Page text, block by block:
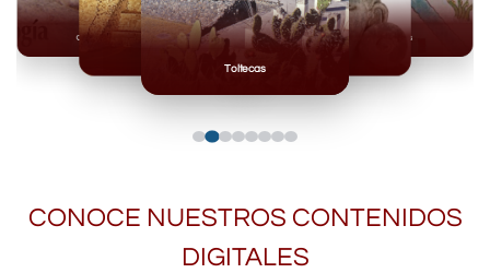
Toltecas
Mexicas
Olmecas
CONOCE NUESTROS CONTENIDOS
DIGITALES